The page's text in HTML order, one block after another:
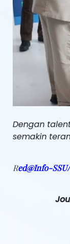
Dengan
semakin
Red@Info-